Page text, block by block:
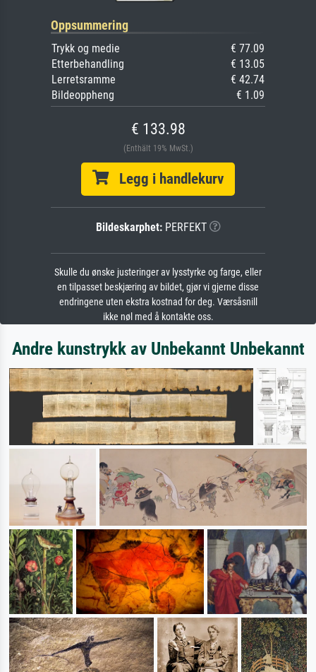
Oppsummering
Trykk og medie
€ 77.09
Etterbehandling
€ 13.05
Lerretsramme
€ 42.74
Bildeoppheng
€ 1.09
€ 133.98
(Enthält 19% MwSt.)
Legg i handlekurv
Bildeskarphet:PERFEKT
Skulle du ønske justeringer av lysstyrke og farge, eller
en tilpasset beskjæring av bildet, gjør vi gjerne disse
endringene uten ekstra kostnad for deg. Værsåsnill
ikke nøl med å kontakte oss.
Andre kunstrykk av Unbekannt Unbekannt